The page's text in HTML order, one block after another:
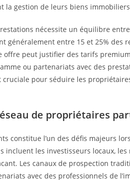
la gestion de leurs biens
nécessite un équilibre
généralement entre 15 et 25% des
offre peut justifier des tarifs
ou partenariats avec des
pour séduire les
de propriétaires
constitue l’un des défis majeurs
incluent les investisseurs locaux,
Les canaux de prospection
avec des professionnels de